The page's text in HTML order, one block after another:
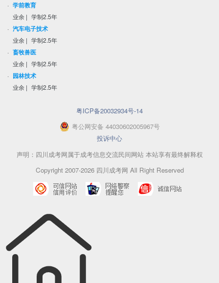
· 学前教育
业余 | 学制2.5年
· 汽车电子技术
业余 | 学制2.5年
· 畜牧兽医
业余 | 学制2.5年
· 园林技术
业余 | 学制2.5年
粤ICP备20032934号-14
粤公网安备 44030602005967号
投诉中心
声明：四川成考网属于成考信息交流民间网站 本站享有最终解释权
Copyright 2007-2026 四川成考网 All Right Reserved